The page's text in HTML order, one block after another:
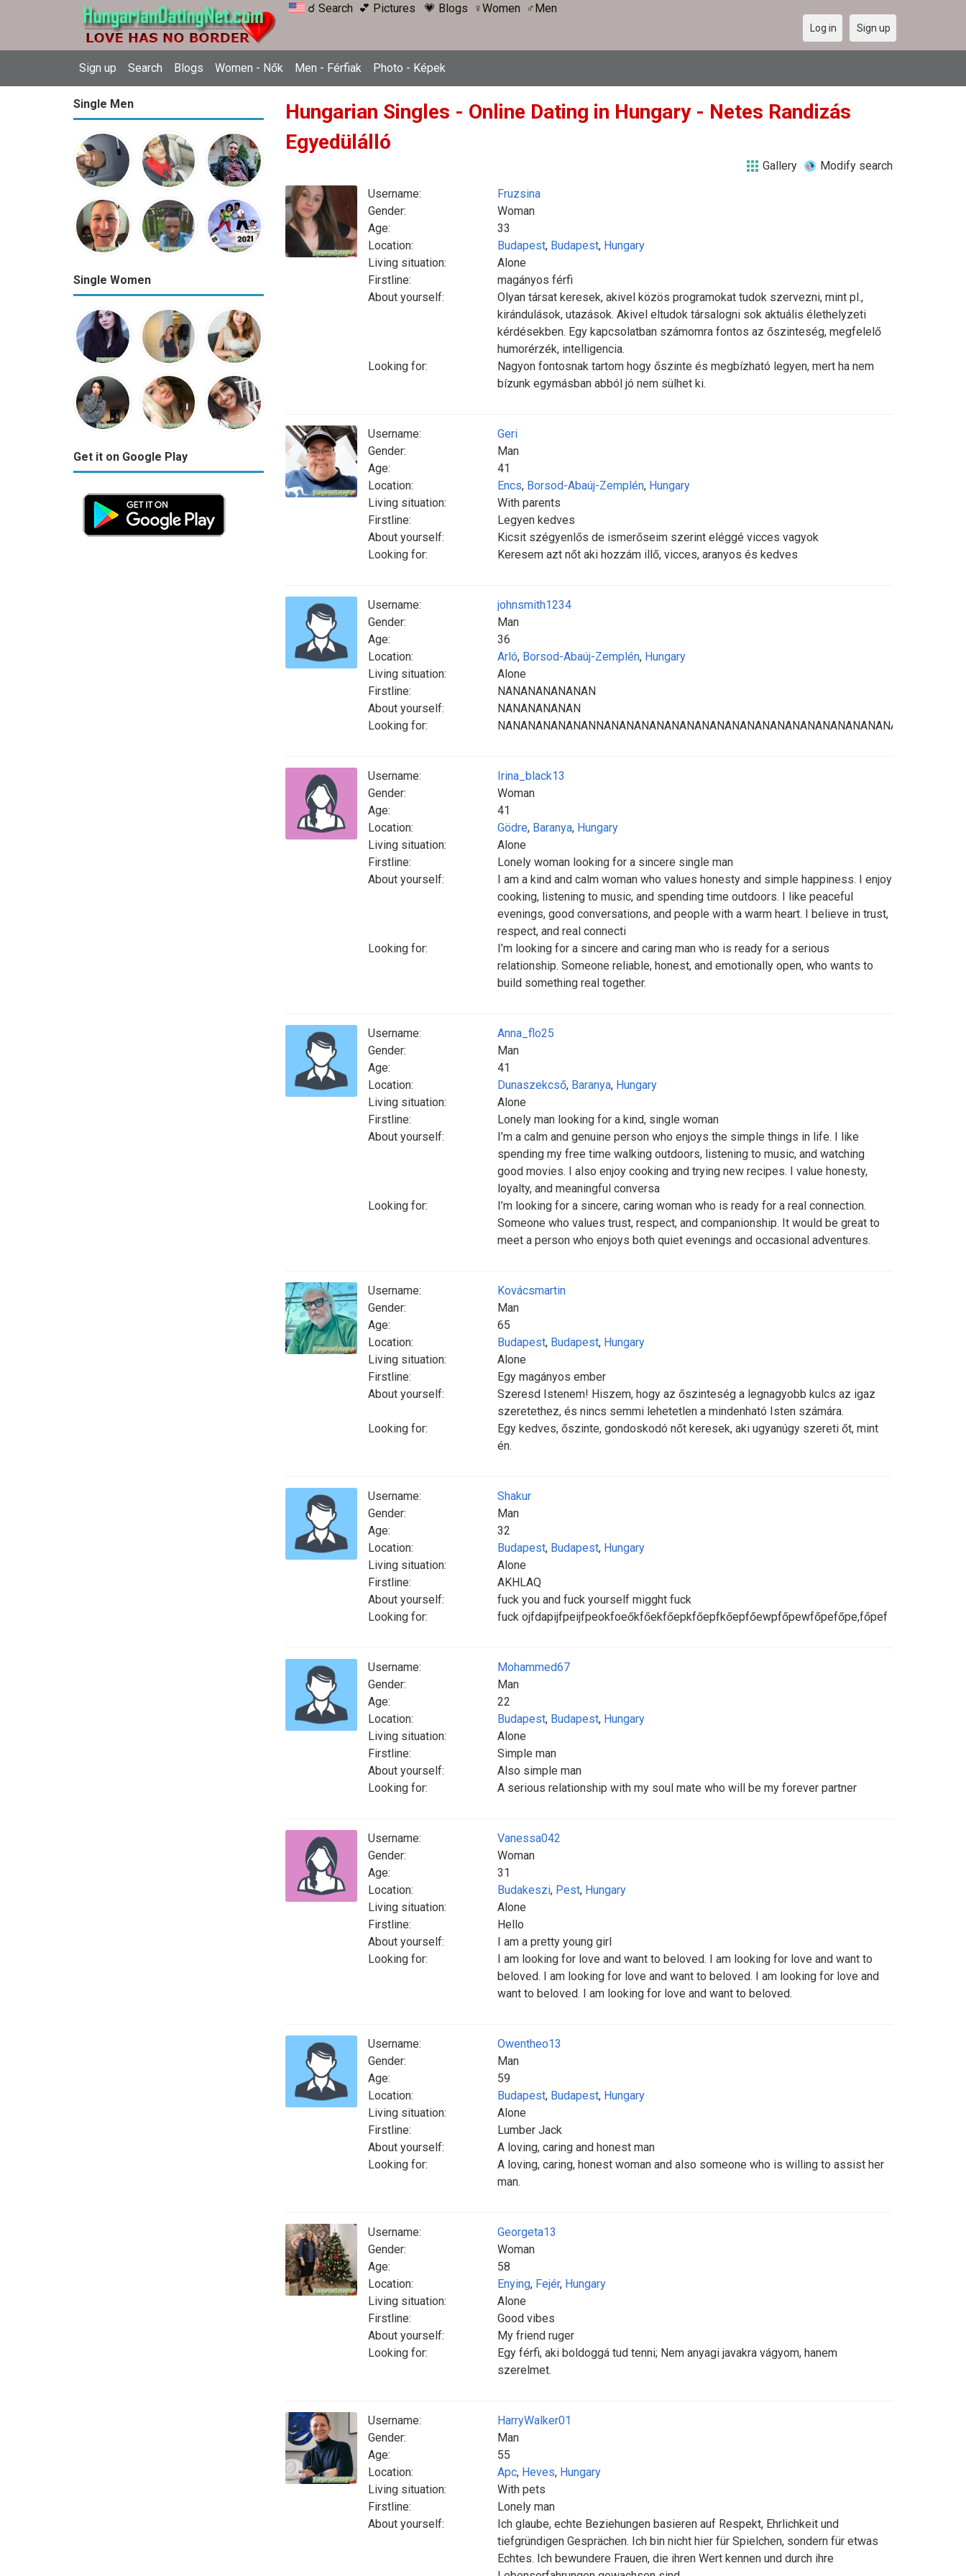
☌ Search 💕 Pictures 💗 Blogs ♀Women ♂Men
Sign up Search Blogs Women - Nők Men - Férfiak Photo - Képek
Log in Sign up
Single Men
Single Women
Get it on Google Play
Hungarian Singles - Online Dating in Hungary - Netes Randizás
Egyedülálló
Gallery Modify search
Username:
Fruzsina
Gender:
Woman
Age:
33
Location:
Budapest, Budapest, Hungary
Living situation:
Alone
Firstline:
magányos férfi
About yourself:
Olyan társat keresek, akivel közös programokat tudok szervezni, mint pl.,
kirándulások, utazások. Akivel eltudok társalogni sok aktuális élethelyzeti
kérdésekben. Egy kapcsolatban számomra fontos az őszinteség, megfelelő
humorérzék, intelligencia.
Looking for:
Nagyon fontosnak tartom hogy őszinte és megbízható legyen, mert ha nem
bízunk egymásban abból jó nem sülhet ki.
Username:
Geri
Gender:
Man
Age:
41
Location:
Encs, Borsod-Abaúj-Zemplén, Hungary
Living situation:
With parents
Firstline:
Legyen kedves
About yourself:
Kicsit szégyenlős de ismerőseim szerint eléggé vicces vagyok
Looking for:
Keresem azt nőt aki hozzám illő, vicces, aranyos és kedves
Username:
johnsmith1234
Gender:
Man
Age:
36
Location:
Arló, Borsod-Abaúj-Zemplén, Hungary
Living situation:
Alone
Firstline:
NANANANANANAN
About yourself:
NANANANANAN
Looking for:
Username:
Irina_black13
Gender:
Woman
Age:
41
Location:
Gödre, Baranya, Hungary
Living situation:
Alone
Firstline:
Lonely woman looking for a sincere single man
About yourself:
I am a kind and calm woman who values honesty and simple happiness. I enjoy
cooking, listening to music, and spending time outdoors. I like peaceful
evenings, good conversations, and people with a warm heart. I believe in trust,
respect, and real connecti
Looking for:
I’m looking for a sincere and caring man who is ready for a serious
relationship. Someone reliable, honest, and emotionally open, who wants to
build something real together.
Username:
Anna_flo25
Gender:
Man
Age:
41
Location:
Dunaszekcső, Baranya, Hungary
Living situation:
Alone
Firstline:
Lonely man looking for a kind, single woman
About yourself:
I’m a calm and genuine person who enjoys the simple things in life. I like
spending my free time walking outdoors, listening to music, and watching
good movies. I also enjoy cooking and trying new recipes. I value honesty,
loyalty, and meaningful conversa
Looking for:
I’m looking for a sincere, caring woman who is ready for a real connection.
Someone who values trust, respect, and companionship. It would be great to
meet a person who enjoys both quiet evenings and occasional adventures.
Username:
Kovácsmartin
Gender:
Man
Age:
65
Location:
Budapest, Budapest, Hungary
Living situation:
Alone
Firstline:
Egy magányos ember
About yourself:
Szeresd Istenem! Hiszem, hogy az őszinteség a legnagyobb kulcs az igaz
szeretethez, és nincs semmi lehetetlen a mindenható Isten számára.
Looking for:
Egy kedves, őszinte, gondoskodó nőt keresek, aki ugyanúgy szereti őt, mint
én.
Username:
Shakur
Gender:
Man
Age:
32
Location:
Budapest, Budapest, Hungary
Living situation:
Alone
Firstline:
AKHLAQ
About yourself:
fuck you and fuck yourself migght fuck
Looking for:
fuck ojfdapijfpeijfpeokfoeőkfőekfőepkfőepfkőepfőewpfőpewfőpefőpe,főpef
Username:
Mohammed67
Gender:
Man
Age:
22
Location:
Budapest, Budapest, Hungary
Living situation:
Alone
Firstline:
Simple man
About yourself:
Also simple man
Looking for:
A serious relationship with my soul mate who will be my forever partner
Username:
Vanessa042
Gender:
Woman
Age:
31
Location:
Budakeszi, Pest, Hungary
Living situation:
Alone
Firstline:
Hello
About yourself:
I am a pretty young girl
Looking for:
I am looking for love and want to beloved. I am looking for love and want to
beloved. I am looking for love and want to beloved. I am looking for love and
want to beloved. I am looking for love and want to beloved.
Username:
Owentheo13
Gender:
Man
Age:
59
Location:
Budapest, Budapest, Hungary
Living situation:
Alone
Firstline:
Lumber Jack
About yourself:
A loving, caring and honest man
Looking for:
A loving, caring, honest woman and also someone who is willing to assist her
man.
Username:
Georgeta13
Gender:
Woman
Age:
58
Location:
Enying, Fejér, Hungary
Living situation:
Alone
Firstline:
Good vibes
About yourself:
My friend ruger
Looking for:
Egy férfi, aki boldoggá tud tenni; Nem anyagi javakra vágyom, hanem
szerelmet.
Username:
HarryWalker01
Gender:
Man
Age:
55
Location:
Apc, Heves, Hungary
Living situation:
With pets
Firstline:
Lonely man
About yourself:
Ich glaube, echte Beziehungen basieren auf Respekt, Ehrlichkeit und
tiefgründigen Gesprächen. Ich bin nicht hier für Spielchen, sondern für etwas
Echtes. Ich bewundere Frauen, die ihren Wert kennen und durch ihre